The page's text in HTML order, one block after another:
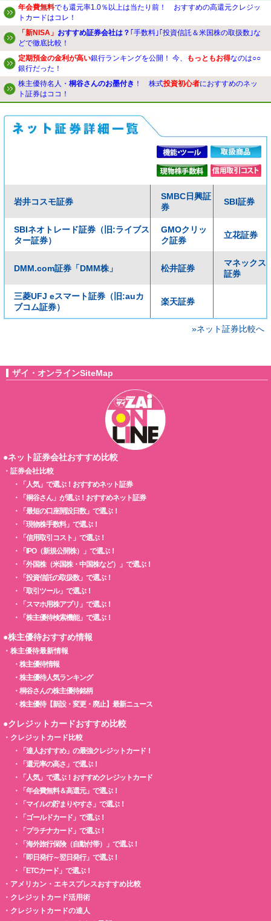
年会費無料でも還元率1.0％以上は当たり前！ おすすめの高還元クレジッ
トカードはコレ！
「新NISA」 おすすめ証券会社は？ ｢手数料｣｢投資信託＆米国株の取扱数｣な
どで徹底比較！
定期預金の金利が高い銀行ランキングを公開！ 今、 もっともお得なのは○○
銀行だった！
株主優待名人・ 桐谷さんのお墨付き ！ 株式投資初心者におすすめのネッ
ト証券はココ！
岩井コスモ証券
SMBC日興証
券
SBI証券
SBIネオトレード証券（旧:ライブス
ター証券）
GMOクリッ
ク証券
立花証券
DMM.com証券「DMM株」 松井証券
マネックス
証券
三菱UFJ eスマート証券（旧:auカ
ブコム証券）
楽天証券
»ネット証券比較へ
ザイ・オンラインSiteMap
●ネット証券会社おすすめ比較
・ 証券会社比較
・
「人気」で選ぶ！おすすめネット証券
・
「桐谷さん」が選ぶ！おすすめネット証券
・
「最短の口座開設日数」で選ぶ！
・
「現物株手数料」で選ぶ！
・
「信用取引コスト」で選ぶ！
・
「IPO（新規公開株）」で選ぶ！
・
「外国株（米国株・中国株など）」で選ぶ！
・
「投資信託の取扱数」で選ぶ！
・
「取引ツール」で選ぶ！
・
「スマホ用株アプリ」で選ぶ！
・
「株主優待検索機能」で選ぶ！
●株主優待おすすめ情報
・ 株主優待最新情報
・ 株主優待情報
・ 株主優待人気ランキング
・ 桐谷さんの株主優待銘柄
・ 株主優待【新設・変更・廃止】最新ニュース
●クレジットカードおすすめ比較
・ クレジットカード比較
・
「達人おすすめ」の最強クレジットカード！
・
「還元率の高さ」で選ぶ！
・
「人気」で選ぶ！おすすめクレジットカード
・
「年会費無料＆高還元」で選ぶ！
・
「マイルの貯まりやすさ」で選ぶ！
・
「ゴールドカード」で選ぶ！
・
「プラチナカード」で選ぶ！
・
「海外旅行保険（自動付帯）」で選ぶ！
・
「即日発行～翌日発行」で選ぶ！
・
「ETCカード」で選ぶ！
・ アメリカン・エキスプレスおすすめ比較
・ クレジットカード活用術
・ クレジットカードの達人